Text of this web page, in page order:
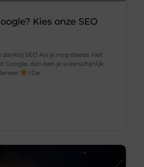
Kies onze SEO
SEO Als je nog steeds niet
Google, dan ben je waarschijnlijk
! De